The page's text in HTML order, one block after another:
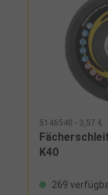
5146540 - 3,57 €
K40
269